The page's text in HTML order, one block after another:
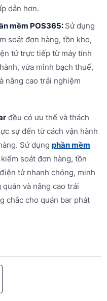
dẫn hơn.
mềm POS365: Sử dụng
soát đơn hàng, tồn kho,
tử trực tiếp từ máy tính
vừa minh bạch thuế,
nâng cao trải nghiệm
đều có ưu thế và thách
sự đến từ cách vận hành
Sử dụng phần mềm
soát đơn hàng, tồn
tử nhanh chóng, minh
và nâng cao trải
chắc cho quán bar phát